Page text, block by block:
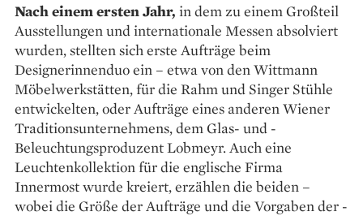
Nach einem ersten Jahr, in dem zu einem Großteil
Ausstellungen und internationale Messen absolviert
wurden, stellten sich erste Aufträge beim
Designerinnenduo ein – etwa von den Wittmann
Möbelwerkstätten, für die Rahm und Singer Stühle
entwickelten, oder Aufträge eines anderen Wiener
Traditionsunternehmens, dem Glas- und ­
Beleuchtungsproduzent Lobmeyr. Auch eine
Leuchtenkollektion für die englische Firma
Innermost wurde kreiert, erzählen die beiden –
wobei die Größe der Aufträge und die Vorgaben der ­